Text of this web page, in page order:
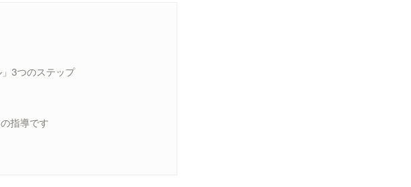
3つのステップ
指導です